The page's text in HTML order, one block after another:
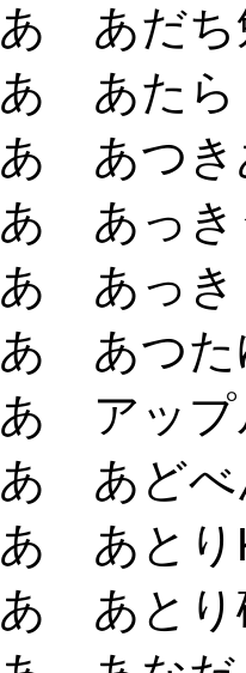
あ あだち
あ あたら
あ あつき
あ あっき
あ あっ
あ あつた
あ アッ
あ あどべ
あ あとり
あ あとり